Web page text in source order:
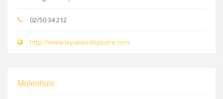
02/50 34 212
http://www.lepalaisdeplume.com
Molenhuis